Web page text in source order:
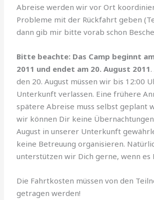
Abreise werden wir vor Ort
Probleme mit der Rückfahrt geben
dann gib mir bitte vorab schon
Bitte beachte: Das Camp beginnt
2011 und endet am 20. August 2011
den 20. August müssen wir bis 12:00
Unterkunft verlassen. Eine frühere
spätere Abreise muss selbst geplant
wir können Dir keine
August in unserer Unterkunft
keine Betreuung organisieren.
unterstützen wir Dich gerne, wenn es
Die Fahrtkosten müssen von den
getragen werden!